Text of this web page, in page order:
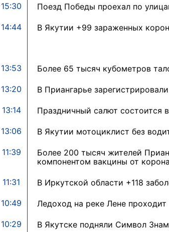
в Киренском
машиностроительное
15:30 Поезд Победы проехал по
14:44 В Якутии +99 зараженных
13:53 Более 65 тысяч кубометров
13:20 В Приангарье
13:14 Праздничный салют состоится
13:06 В Якутии мотоциклист без
11:39
Более 200 тысяч жителей
компонентом вакцины от
11:31 В Иркутской области +118
10:49 Ледоход на реке Лене
10:29 В Якутске подняли Символ